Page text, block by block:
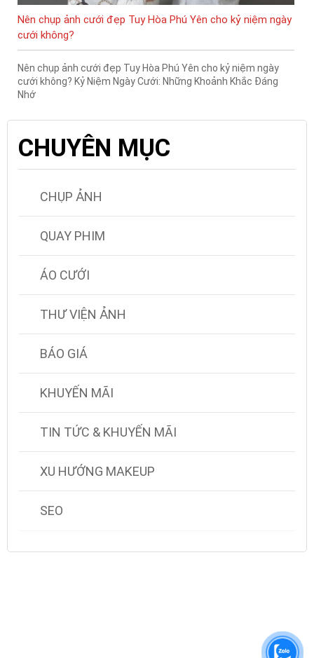
Nên chụp ảnh cưới đẹp Tuy Hòa Phú Yên cho kỷ niệm ngày
cưới không?
Nên chụp ảnh cưới đẹp Tuy Hòa Phú Yên cho kỷ niệm ngày
cưới không? Kỷ Niệm Ngày Cưới: Những Khoảnh Khắc Đáng
Nhớ
CHUYÊN MỤC
CHỤP ẢNH
QUAY PHIM
ÁO CƯỚI
THƯ VIỆN ẢNH
BÁO GIÁ
KHUYẾN MÃI
TIN TỨC & KHUYẾN MÃI
XU HƯỚNG MAKEUP
SEO